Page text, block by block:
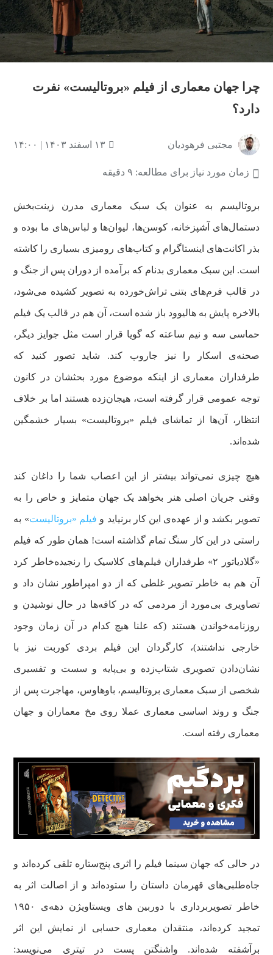
چرا جهان معماری از فیلم «بروتالیست» نفرت
دارد؟
مجتبی فرهودیان ۱۳ اسفند ۱۴۰۳ | ۱۴:۰۰
زمان مورد نیاز برای مطالعه: ۹ دقیقه
بروتالیسم به عنوان یک سبک‌ معماری مدرن زینت‌بخش
دستمال‌های آشپزخانه، کوسن‌ها، لیوان‌ها و لباس‌های ما بوده و
بذر اکانت‌های اینستاگرام و کتاب‌های رومیزی بسیاری را کاشته
است. این سبک معماری بدنام که برآمده از دوران پس از جنگ و
در قالب فرم‌های بتنی تراش‌خورده به تصویر کشیده می‌شود،
بالاخره پایش به هالیوود باز شده است، آن هم در قالب یک فیلم
حماسی سه و نیم ساعته که گویا قرار است مثل جوایز دیگر،
صحنه‌ی اسکار را نیز جاروب کند. شاید تصور کنید که
طرفداران معماری از اینکه موضوع مورد بحثشان در کانون
توجه عمومی قرار گرفته است، هیجان‌زده هستند اما بر خلاف
انتظار، آن‌ها از تماشای فیلم «بروتالیست» بسیار خشمگین
شده‌اند.
هیچ چیزی نمی‌تواند بیشتر از این اعصاب شما را داغان کند
وقتی جریان اصلی هنر بخواهد یک جهان متمایز و خاص را به
تصویر بکشد و از عهده‌ی این کار برنیاید و فیلم «بروتالیست» به
راستی در این کار سنگ تمام گذاشته است! همان طور که فیلم
«گلادیاتور ۲» طرفداران فیلم‌های کلاسیک را رنجیده‌خاطر کرد
آن هم به خاطر تصویر غلطی که از دو امپراطور نشان داد و
تصاویری بی‌مورد از مردمی که در کافه‌ها در حال نوشیدن و
روزنامه‌خواندن هستند (که علنا هیچ کدام در آن زمان وجود
خارجی نداشتند)، کارگردان این فیلم بردی کوربت نیز با
نشان‌دادن تصویری شتاب‌زده و بی‌پایه و سست و تفسیری
شخصی از سبک معماری بروتالیسم، باوهاوس، مهاجرت پس از
جنگ و روند اساسی معماری عملا روی مخ معماران و جهان
معماری رفته است.
در حالی که جهان سینما فیلم را اثری پنج‌ستاره تلقی کرده‌اند و
جاه‌طلبی‌های قهرمان داستان را ستوده‌اند و از اصالت اثر به
خاطر تصویربرداری با دوربین های ویستاویژن دهه‌ی ۱۹۵۰
تمجید کرده‌اند، منتقدان معماری حسابی از نمایش این اثر
برآشفته شده‌اند. واشنگتن پست در تیتری می‌نویسد: